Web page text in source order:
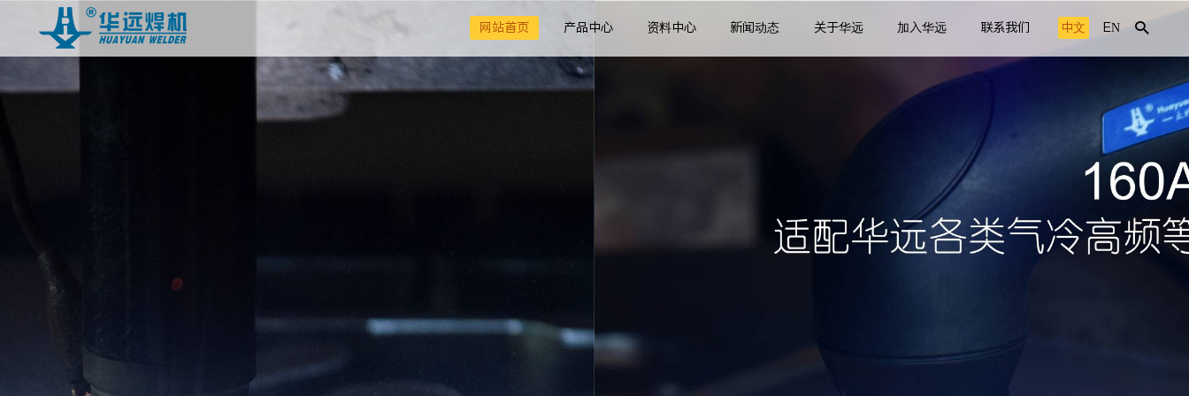
网站首页 产品中心 资料中心 新闻动态 关于华远 加入华远 联系我们 中文 EN 